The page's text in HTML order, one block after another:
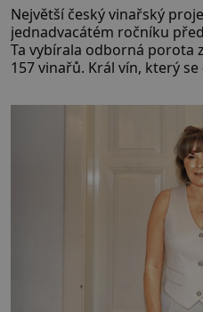
Největší český vinařský
jednadvacátém ročníku
Ta vybírala odborná porota
157 vinařů. Král vín,